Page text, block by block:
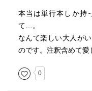
本当は単行本しか持
て…。
なんて楽しい大人が
のです。注釈含めて愛
0